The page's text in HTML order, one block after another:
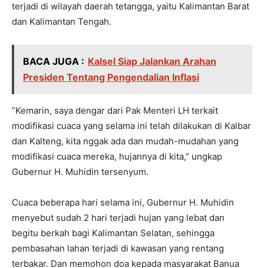
terjadi di wilayah daerah tetangga, yaitu Kalimantan Barat
dan Kalimantan Tengah.
BACA JUGA : Kalsel Siap Jalankan Arahan
Presiden Tentang Pengendalian Inflasi
‎”Kemarin, saya dengar dari Pak Menteri LH terkait
modifikasi cuaca yang selama ini telah dilakukan di Kalbar
dan Kalteng, kita nggak ada dan mudah-mudahan yang
modifikasi cuaca mereka, hujannya di kita,” ungkap
Gubernur H. Muhidin tersenyum.
‎Cuaca beberapa hari selama ini, Gubernur H. Muhidin
menyebut sudah 2 hari terjadi hujan yang lebat dan
begitu berkah bagi Kalimantan Selatan, sehingga
pembasahan lahan terjadi di kawasan yang rentang
terbakar. Dan memohon doa kepada masyarakat Banua